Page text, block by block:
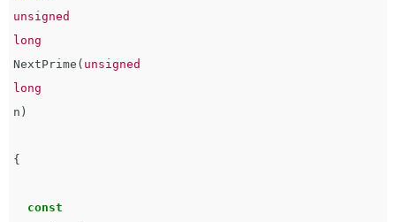
unsigned
long
NextPrime ( unsigned
long
n )
{
const